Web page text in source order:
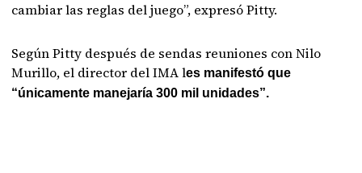
cambiar las reglas del juego”, expresó Pitty.
Según Pitty después de sendas reuniones con Nilo
Murillo, el director del IMA les manifestó que
“únicamente manejaría 300 mil unidades”.